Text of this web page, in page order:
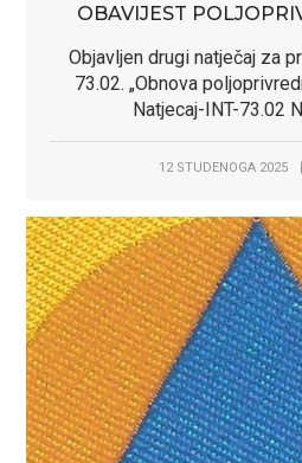
OBAVIJEST
Objavljen drugi natječaj za
73.02. „Obnova
Natjecaj-INT-73.02
12 STUDENOGA 2025